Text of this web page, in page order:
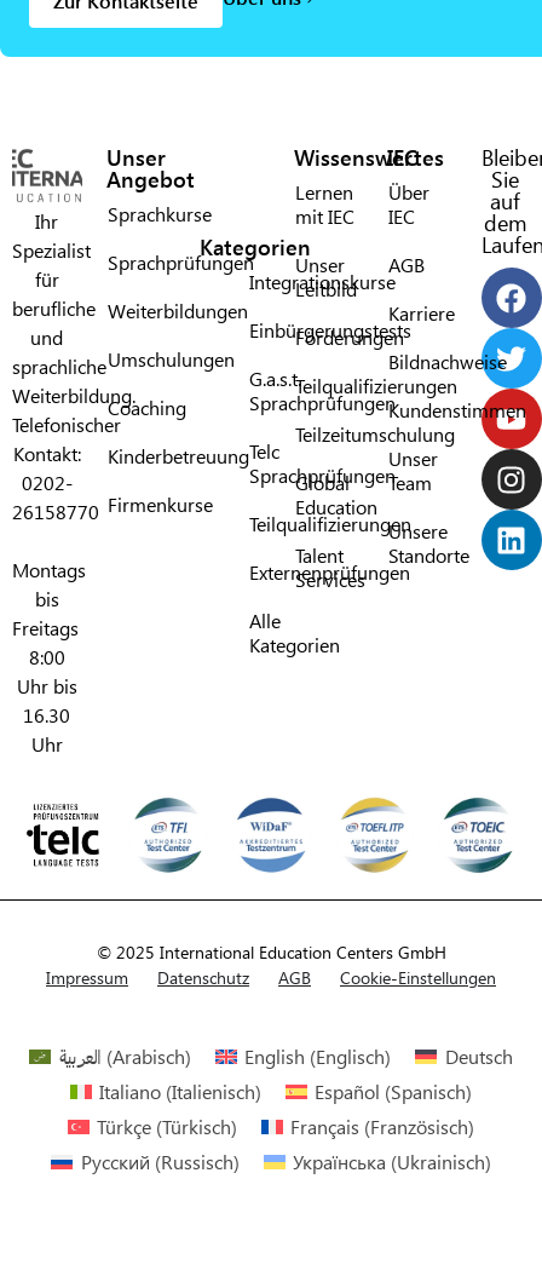
Ihr
Spezialist
für
berufliche
und
sprachliche
Weiterbildung.
Telefonischer
Kontakt:
0202-
26158770
Montags
bis
Freitags
8:00
Uhr bis
16.30
Uhr
Unser
Angebot
Sprachkurse
Sprachprüfungen
Weiterbildungen
Umschulungen
Coaching
Kinderbetreuung
Firmenkurse
Kategorien
Integrationskurse
Einbürgerungstests
G.a.s.t.
Sprachprüfungen​
Telc
Sprachprüfungen​
Teilqualifizierungen​
Externenprüfungen
Alle
Kategorien​
Wissenswertes
Lernen
mit IEC​
Unser
Leitbild
Förderungen​
Teilqualifizierungen
Teilzeitumschulung
Global
Education
Talent
Services
IEC
Über
IEC​
AGB
Karriere
Bildnachweise
Kundenstimmen
Unser
Team
Unsere
Standorte
Sie
auf
dem
© 2025 International Education Centers GmbH
Impressum
Datenschutz AGB Cookie-Einstellungen
العربية (Arabisch) English (Englisch)
Deutsch
Italiano (Italienisch) Español (Spanisch)
Türkçe (Türkisch) Français (Französisch)
Русский (Russisch) Українська (Ukrainisch)